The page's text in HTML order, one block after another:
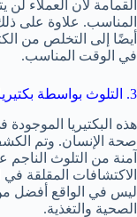
القمامة لأن العملاء
المناسب. علاوة على
أيضًا إلى التخلص من
في الوقت المناسب.
3. التلوث بواسطة بكتيريا اليكولاي:
هذه البكتيريا
صحة الإنسان. وتم
آمنة من التلوث
الاكتشافات المقلقة
ليس في الواقع أفضل
الصحية والتغذية.